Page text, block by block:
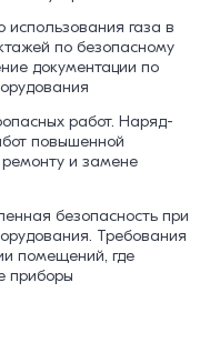
использования газа в
по безопасному
документации по
работ. Наряд-
повышенной
и замене
безопасность при
Требования
помещений, где
приборы